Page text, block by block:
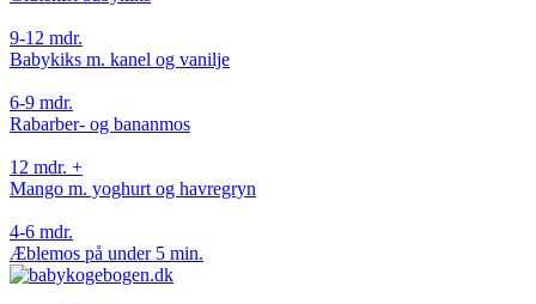
9-12 mdr.
Babykiks m. kanel og vanilje
6-9 mdr.
Rabarber- og bananmos
12 mdr. +
Mango m. yoghurt og havregryn
4-6 mdr.
Æblemos på under 5 min.